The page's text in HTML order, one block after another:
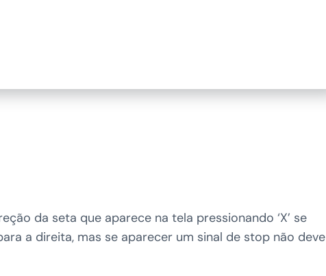
da seta que aparece na tela pressionando ‘X’ se
a direita, mas se aparecer um sinal de stop não deve